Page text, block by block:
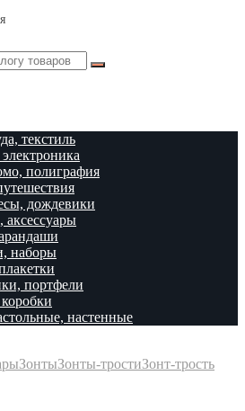
текстиль
полиграфия
дождевики
наборы
портфели
настенные
ЗонтыЗонты-тростиЗонт-трость